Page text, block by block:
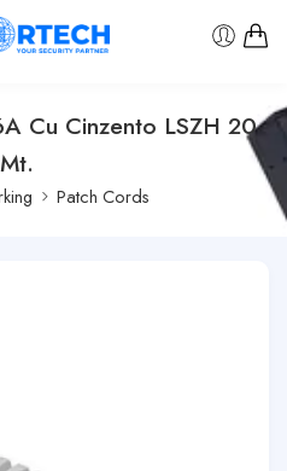
Cu Cinzento LSZH 20
Mt.
Patch Cords